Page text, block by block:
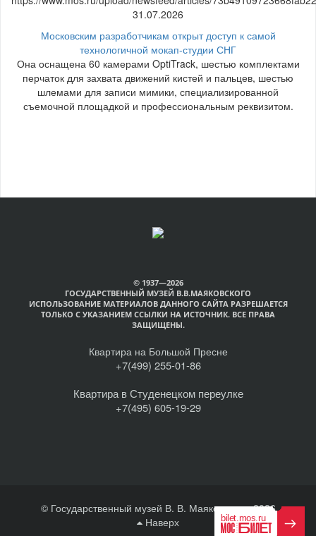
31.07.2026
Московским разработчикам открыт доступ к самой
технологичной мокап-студии СНГ
Она оснащена 60 камерами OptiTrack, шестью комплектами
перчаток для захвата движений кистей и пальцев, шестью
шлемами для записи мимики, специализированной
съемочной площадкой и профессиональным реквизитом.
© 1937—2026
ГОСУДАРСТВЕННЫЙ МУЗЕЙ В.В.МАЯКОВСКОГО
ИСПОЛЬЗОВАНИЕ МАТЕРИАЛОВ ДАННОГО САЙТА РАЗРЕШАЕТСЯ
ТОЛЬКО С УКАЗАНИЕМ ССЫЛКИ НА ИСТОЧНИК. ВСЕ ПРАВА
ЗАЩИЩЕНЫ.
Квартира на Большой Пресне
+7(499) 255-01-86
Квартира в Студенецком переулке
+7(495) 605-19-29
© Государственный музей В. В. Маяковского, 2026
Наверх